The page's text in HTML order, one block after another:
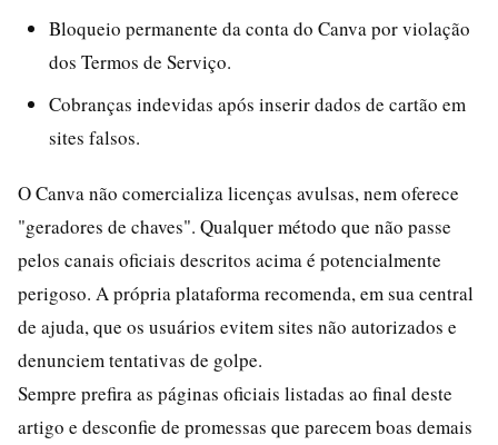
Bloqueio permanente da conta do Canva por violação
dos Termos de Serviço.
Cobranças indevidas após inserir dados de cartão em
sites falsos.
O Canva não comercializa licenças avulsas, nem oferece
"geradores de chaves". Qualquer método que não passe
pelos canais oficiais descritos acima é potencialmente
perigoso. A própria plataforma recomenda, em sua central
de ajuda, que os usuários evitem sites não autorizados e
denunciem tentativas de golpe.
Sempre prefira as páginas oficiais listadas ao final deste
artigo e desconfie de promessas que parecem boas demais